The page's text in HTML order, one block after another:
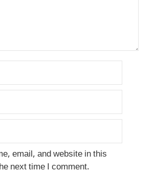
email, and website in this
next time I comment.